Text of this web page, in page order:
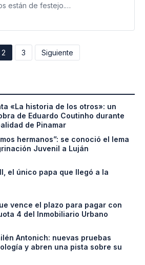
están de festejo.…
2 3 Siguiente
«La historia de los otros»: un
de Eduardo Coutinho durante
de Pinamar
hermanos”: se conoció el lema
Juvenil a Luján
el único papa que llegó a la
vence el plazo para pagar con
4 del Inmobiliario Urbano
Antonich: nuevas pruebas
y abren una pista sobre su